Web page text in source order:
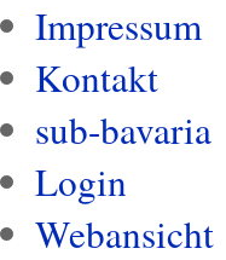
Impressum
Kontakt
sub-bavaria
Login
Webansicht